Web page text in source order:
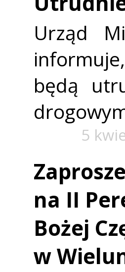
Urząd
będą
5
na II
Bożej
w